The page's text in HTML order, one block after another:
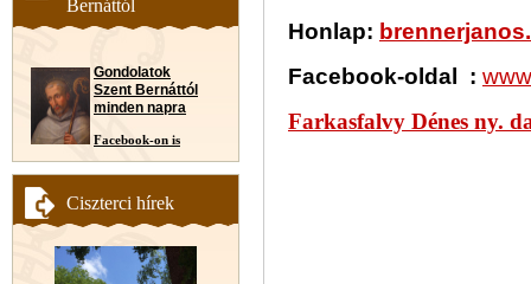
Bernáttól
Gondolatok
Szent Bernáttól
minden napra
Facebook-on is
Ciszterci hírek
Honlap:
Facebook-oldal :
Farkasfalvy Dénes ny.